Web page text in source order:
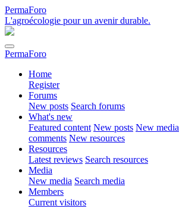
PermaForo
L'agroécologie pour un avenir durable.
PermaForo
Home
Register
Forums
New posts Search forums
What's new
Featured content New posts New media
comments New resources
Resources
Latest reviews Search resources
Media
New media Search media
Members
Current visitors